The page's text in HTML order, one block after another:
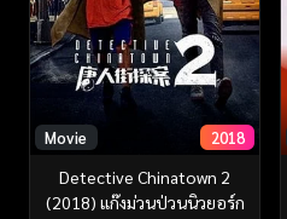
Movie 2018
Detective Chinatown 2
(2018) แก๊งม่วนป่วนนิวยอร์ก